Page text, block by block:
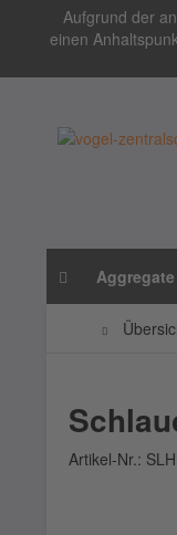
Aufgrund der
einen
Artikel-Nr.: